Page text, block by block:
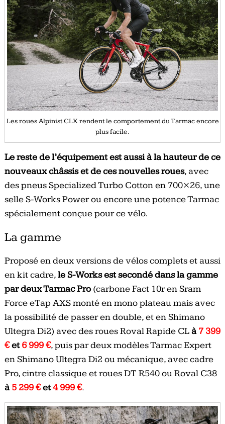
Les roues Alpinist CLX rendent le comportement du Tarmac encore
plus facile.
Le reste de l’équipement est aussi à la hauteur de ce
nouveaux châssis et de ces nouvelles roues, avec
des pneus Specialized Turbo Cotton en 700×26, une
selle S-Works Power ou encore une potence Tarmac
spécialement conçue pour ce vélo.
La gamme
Proposé en deux versions de vélos complets et aussi
en kit cadre,le S-Works est secondé dans la gamme
par deux Tarmac Pro(carbone Fact 10r en Sram
Force eTap AXS monté en mono plateau mais avec
la possibilité de passer en double, et en Shimano
Ultegra Di2) avec des roues Roval Rapide CLà7 399
€et6 999 €, puis par deux modèles Tarmac Expert
en Shimano Ultegra Di2 ou mécanique, avec cadre
Pro, cintre classique et roues DT R540 ou Roval C38
à5 299 €et4 999 €.